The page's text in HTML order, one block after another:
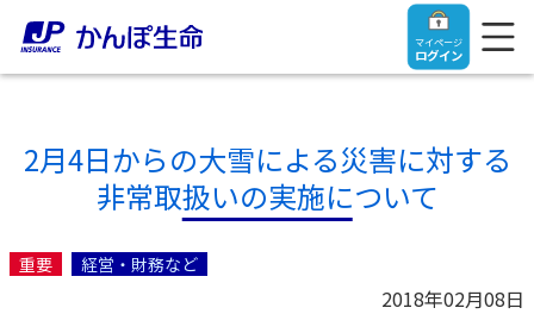
マイページ
ログイン
トップ
ご契約者さま
2月4日からの大雪による災害に対する
非常取扱いの実施について
重要 経営・財務など
2018年02月08日